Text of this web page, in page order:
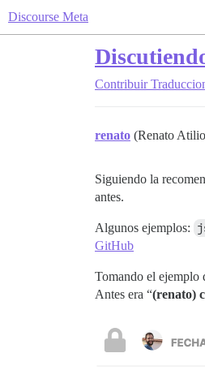
Discourse Meta
Contribuir
renato (Renato
Siguiendo la
antes.
Algunos ejemplos:
GitHub
Tomando el ejemplo
Antes era “(renato)